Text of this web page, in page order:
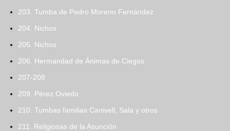
203. Tumba de Pedro Moreno Fernández
204. Nichos
205. Nichos
206. Hermandad de Ánimas de Ciegos
207-208
209. Pérez Oviedo
210. Tumbas familias Canivell, Sala y otros
211. Religiosas de la Asunción